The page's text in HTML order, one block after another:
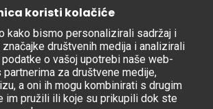
koristi kolačiće
kako bismo personalizirali sadržaj i
društvenih medija i analizirali
o vašoj upotrebi naše web-
za društvene medije,
a oni ih mogu kombinirati s drugim
im pružili ili koje su prikupili dok ste